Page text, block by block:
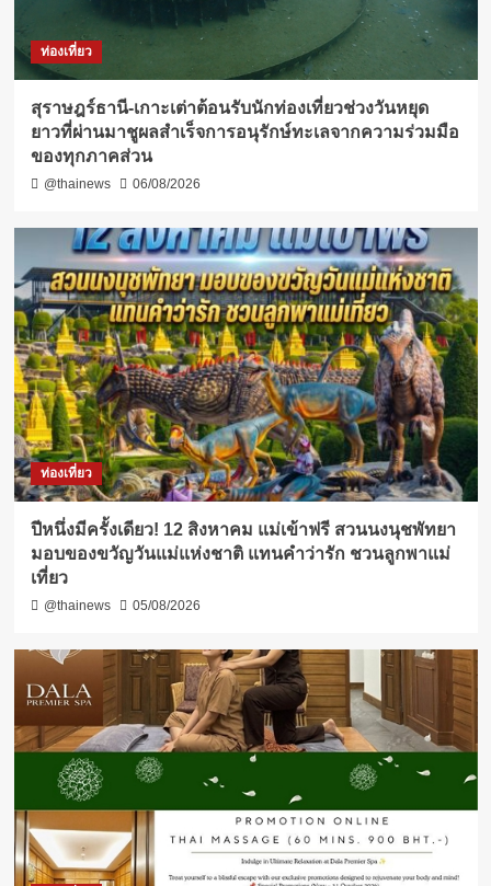
ท่องเที่ยว
สุราษฎร์ธานี-เกาะเต่าต้อนรับนักท่องเที่ยวช่วงวันหยุด
ยาวที่ผ่านมาชูผลสำเร็จการอนุรักษ์ทะเลจากความร่วมมือ
ของทุกภาคส่วน
@thainews 06/08/2026
ท่องเที่ยว
ปีหนึ่งมีครั้งเดียว! 12 สิงหาคม แม่เข้าฟรี สวนนงนุชพัทยา
มอบของขวัญวันแม่แห่งชาติ แทนคำว่ารัก ชวนลูกพาแม่
เที่ยว
@thainews 05/08/2026